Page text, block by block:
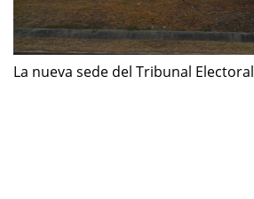
La nueva sede del Tribunal Electoral